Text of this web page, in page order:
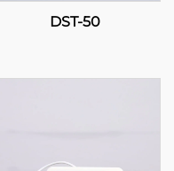
DST-50